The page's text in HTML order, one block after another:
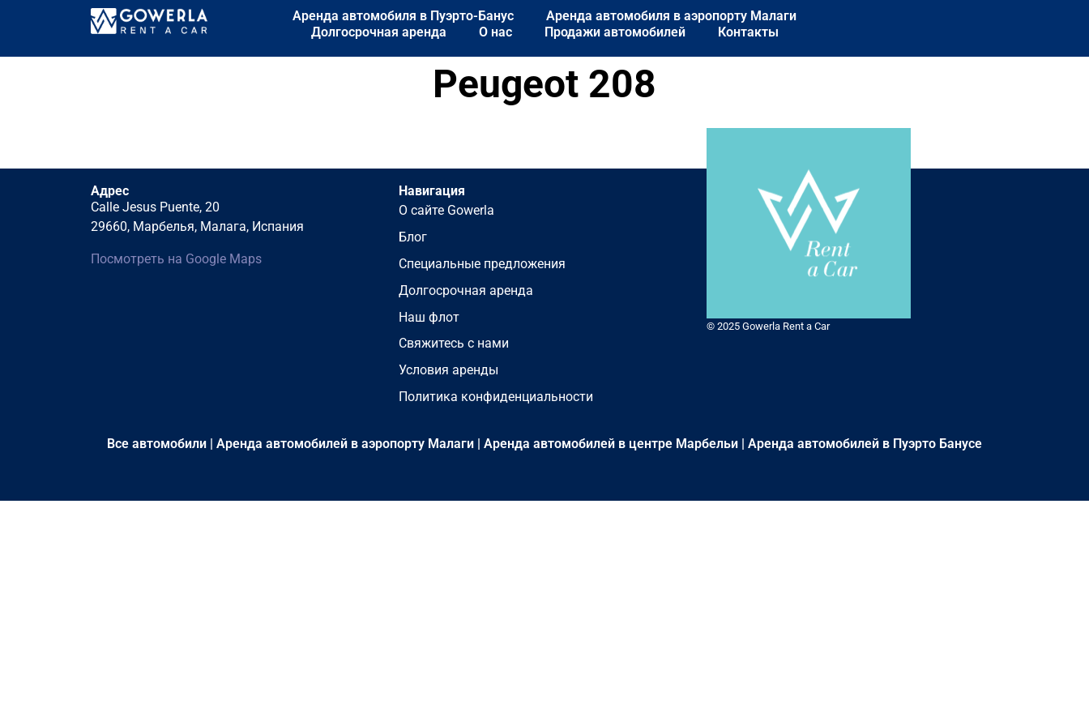
Аренда автомобиля в Пуэрто-Банус
Аренда автомобиля в аэропорту Малаги
Долгосрочная аренда
О нас Продажи автомобилей Контакты
Peugeot 208
Адрес
Calle Jesus Puente, 20
29660, Марбелья, Малага, Испания
Посмотреть на Google Maps
Навигация
О сайте Gowerla
Блог
Специальные предложения
Долгосрочная аренда
Наш флот
Свяжитесь с нами
Условия аренды
Политика конфиденциальности
© 2025 Gowerla Rent a Car
Все автомобили Аренда автомобилей в аэропорту Малаги Аренда автомобилей в центре Марбельи Аренда автомобилей в Пуэрто Банусе